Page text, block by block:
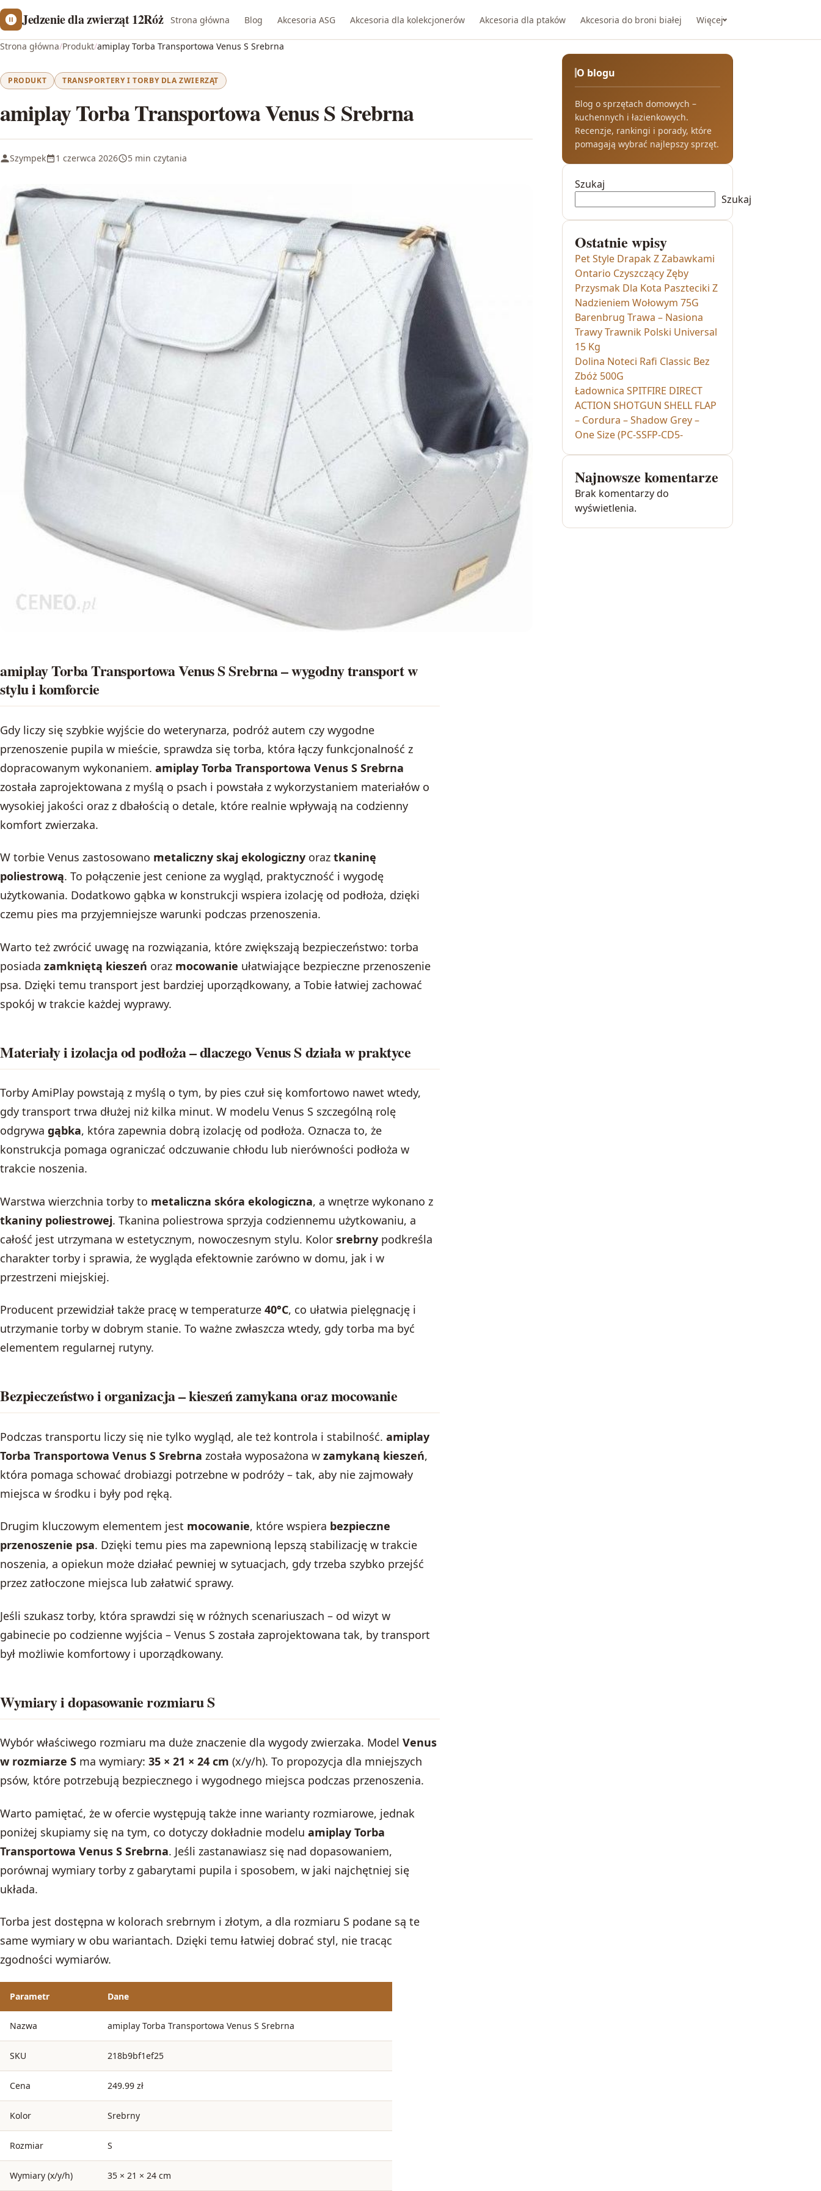
Jedzenie dla zwierząt 12Róż Strona główna Blog Akcesoria ASG Akcesoria dla kolekcjonerów Akcesoria dla ptaków Akcesoria do broni białej Więcej
Strona główna/Produkt/amiplay Torba Transportowa Venus S Srebrna
PRODUKT TRANSPORTERY I TORBY DLA ZWIERZĄT
amiplay Torba Transportowa Venus S Srebrna
Szympek 1 czerwca 2026 5 min czytania
amiplay Torba Transportowa Venus S Srebrna – wygodny transport w
stylu i komforcie
Gdy liczy się szybkie wyjście do weterynarza, podróż autem czy wygodne
przenoszenie pupila w mieście, sprawdza się torba, która łączy funkcjonalność z
dopracowanym wykonaniem. amiplay Torba Transportowa Venus S Srebrna
została zaprojektowana z myślą o psach i powstała z wykorzystaniem materiałów o
wysokiej jakości oraz z dbałością o detale, które realnie wpływają na codzienny
komfort zwierzaka.
W torbie Venus zastosowano metaliczny skaj ekologiczny oraz tkaninę
poliestrową. To połączenie jest cenione za wygląd, praktyczność i wygodę
użytkowania. Dodatkowo gąbka w konstrukcji wspiera izolację od podłoża, dzięki
czemu pies ma przyjemniejsze warunki podczas przenoszenia.
Warto też zwrócić uwagę na rozwiązania, które zwiększają bezpieczeństwo: torba
posiada zamkniętą kieszeń oraz mocowanie ułatwiające bezpieczne przenoszenie
psa. Dzięki temu transport jest bardziej uporządkowany, a Tobie łatwiej zachować
spokój w trakcie każdej wyprawy.
Materiały i izolacja od podłoża – dlaczego Venus S działa w praktyce
Torby AmiPlay powstają z myślą o tym, by pies czuł się komfortowo nawet wtedy,
gdy transport trwa dłużej niż kilka minut. W modelu Venus S szczególną rolę
odgrywa gąbka, która zapewnia dobrą izolację od podłoża. Oznacza to, że
konstrukcja pomaga ograniczać odczuwanie chłodu lub nierówności podłoża w
trakcie noszenia.
Warstwa wierzchnia torby to metaliczna skóra ekologiczna, a wnętrze wykonano z
tkaniny poliestrowej. Tkanina poliestrowa sprzyja codziennemu użytkowaniu, a
całość jest utrzymana w estetycznym, nowoczesnym stylu. Kolor srebrny podkreśla
charakter torby i sprawia, że wygląda efektownie zarówno w domu, jak i w
przestrzeni miejskiej.
Producent przewidział także pracę w temperaturze 40°C, co ułatwia pielęgnację i
utrzymanie torby w dobrym stanie. To ważne zwłaszcza wtedy, gdy torba ma być
elementem regularnej rutyny.
Bezpieczeństwo i organizacja – kieszeń zamykana oraz mocowanie
Podczas transportu liczy się nie tylko wygląd, ale też kontrola i stabilność. amiplay
Torba Transportowa Venus S Srebrna została wyposażona w zamykaną kieszeń,
która pomaga schować drobiazgi potrzebne w podróży – tak, aby nie zajmowały
miejsca w środku i były pod ręką.
Drugim kluczowym elementem jest mocowanie, które wspiera bezpieczne
przenoszenie psa. Dzięki temu pies ma zapewnioną lepszą stabilizację w trakcie
noszenia, a opiekun może działać pewniej w sytuacjach, gdy trzeba szybko przejść
przez zatłoczone miejsca lub załatwić sprawy.
Jeśli szukasz torby, która sprawdzi się w różnych scenariuszach – od wizyt w
gabinecie po codzienne wyjścia – Venus S została zaprojektowana tak, by transport
był możliwie komfortowy i uporządkowany.
Wymiary i dopasowanie rozmiaru S
Wybór właściwego rozmiaru ma duże znaczenie dla wygody zwierzaka. Model Venus
w rozmiarze S ma wymiary: 35 × 21 × 24 cm (x/y/h). To propozycja dla mniejszych
psów, które potrzebują bezpiecznego i wygodnego miejsca podczas przenoszenia.
Warto pamiętać, że w ofercie występują także inne warianty rozmiarowe, jednak
poniżej skupiamy się na tym, co dotyczy dokładnie modelu amiplay Torba
Transportowa Venus S Srebrna. Jeśli zastanawiasz się nad dopasowaniem,
porównaj wymiary torby z gabarytami pupila i sposobem, w jaki najchętniej się
układa.
Torba jest dostępna w kolorach srebrnym i złotym, a dla rozmiaru S podane są te
same wymiary w obu wariantach. Dzięki temu łatwiej dobrać styl, nie tracąc
zgodności wymiarów.
Parametr Dane
Nazwa amiplay Torba Transportowa Venus S Srebrna
SKU 218b9bf1ef25
Cena 249.99 zł
Kolor Srebrny
Rozmiar S
Wymiary (x/y/h) 35 × 21 × 24 cm
O blogu
Blog o sprzętach domowych –
kuchennych i łazienkowych.
Recenzje, rankingi i porady, które
pomagają wybrać najlepszy sprzęt.
Szukaj
Szukaj
Ostatnie wpisy
Pet Style Drapak Z Zabawkami
Ontario Czyszczący Zęby
Przysmak Dla Kota Paszteciki Z
Nadzieniem Wołowym 75G
Barenbrug Trawa – Nasiona
Trawy Trawnik Polski Universal
15 Kg
Dolina Noteci Rafi Classic Bez
Zbóż 500G
Ładownica SPITFIRE DIRECT
ACTION SHOTGUN SHELL FLAP
– Cordura – Shadow Grey –
One Size (PC-SSFP-CD5-
Najnowsze komentarze
Brak komentarzy do
wyświetlenia.